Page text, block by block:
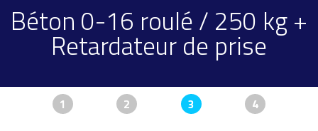
Béton 0-16 roulé / 250 kg +
Retardateur de prise
1 2 3 4